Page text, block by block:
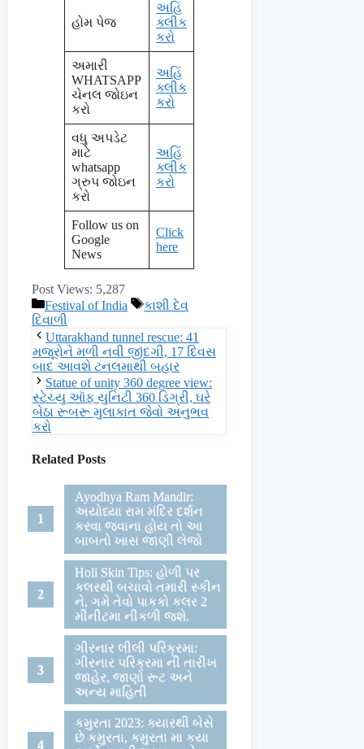
હોમ પેજ
અહિં
ક્લીક
કરો
અમારી
WHATSAPP
ચેનલ જોઇન
કરો
અહિં
ક્લીક
કરો
વધુ અપડેટ
માટે
whatsapp
ગ્રુપ જોઇન
કરો
અહિં
ક્લીક
કરો
Follow us on
Google
News
Click
here
Post Views: 5,287
Categories
Festival of India Tags
કાશી દેવ
દિવાળી
Uttarakhand tunnel rescue: 41
મજૂરોને મળી નવી જીંદગી, 17 દિવસ
બાદ આવશે ટનલમાથી બહાર
Statue of unity 360 degree view:
સ્ટેચ્યુ ઑફ યુનિટી 360 ડિગ્રી, ઘરે
બેઠા રૂબરૂ મુલાકાત જેવો અનુભવ
કરો
Related Posts
Ayodhya Ram Mandir:
અયોધ્યા રામ મંદિર દર્શન
કરવા જવાના હોય તો આ
બાબતો ખાસ જાણી લેજો
Holi Skin Tips: હોળી પર
કલરથી બચાવો તમારી સ્કીન
ને, ગમે તેવો પાકકો કલર 2
મીનીટમા નીકળી જશે.
ગીરનાર લીલી પરિક્રમા:
ગીરનાર પરિક્રમા ની તારીખ
જાહેર, જાણો રૂટ અને
અન્ય માહિતી
કમુરતા 2023: ક્યારથી બેસે
છે કમુરતા, કમુરતા મા કયા